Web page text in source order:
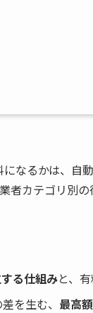
なるかは、自
者カテゴリ別
る仕組みと、
を生む、 最高